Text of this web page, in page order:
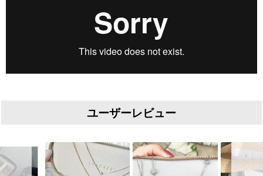
ユーザーレビュー
Slideshow
Slide controls